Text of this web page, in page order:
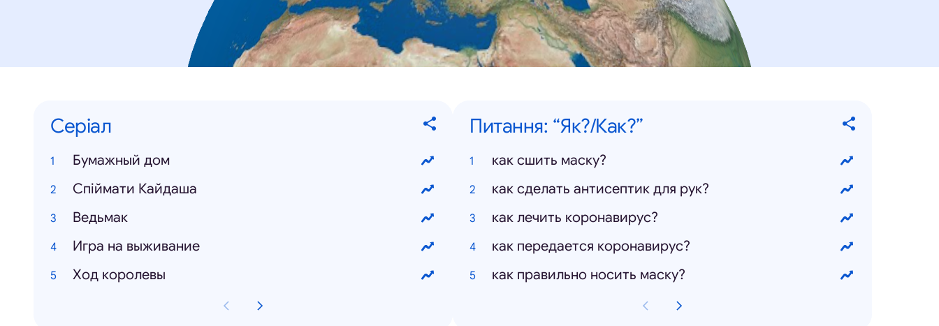
Серіал
Бумажный дом
Спіймати Кайдаша
Ведьмак
Игра на выживание
Ход королевы
Питання: “Як?/Как?”
как сшить маску?
как сделать антисептик для рук?
как лечить коронавирус?
как передается коронавирус?
как правильно носить маску?